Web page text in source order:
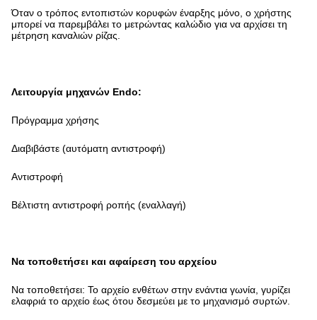
Όταν ο τρόπος εντοπιστών κορυφών έναρξης μόνο, ο χρήστης
μπορεί να παρεμβάλει το μετρώντας καλώδιο για να αρχίσει τη
μέτρηση καναλιών ρίζας.
Λειτουργία μηχανών Endo:
Πρόγραμμα χρήσης
Διαβιβάστε (αυτόματη αντιστροφή)
Αντιστροφή
Βέλτιστη αντιστροφή ροπής (εναλλαγή)
Να τοποθετήσει και αφαίρεση του αρχείου
Να τοποθετήσει: Το αρχείο ενθέτων στην ενάντια γωνία, γυρίζει
ελαφριά το αρχείο έως ότου δεσμεύει με το μηχανισμό συρτών.